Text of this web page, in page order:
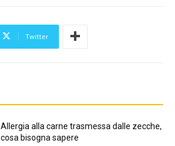
Twitter
Allergia alla carne trasmessa dalle zecche,
cosa bisogna sapere